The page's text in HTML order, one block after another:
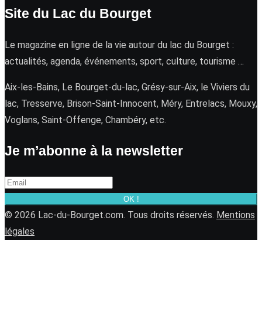
Site du Lac du Bourget
Le magazine en ligne de la vie autour du lac du Bourget :
actualités, agenda, événements, sport, culture, tourisme …
Aix-les-Bains, Le Bourget-du-lac, Grésy-sur-Aix, le Viviers du
lac, Tresserve, Brison-Saint-Innocent, Méry, Entrelacs, Mouxy,
Voglans, Saint-Offenge, Chambéry, etc.
Je m’abonne à la newsletter
OK !
© 2026 Lac-du-Bourget.com. Tous droits réservés. Mentions
légales